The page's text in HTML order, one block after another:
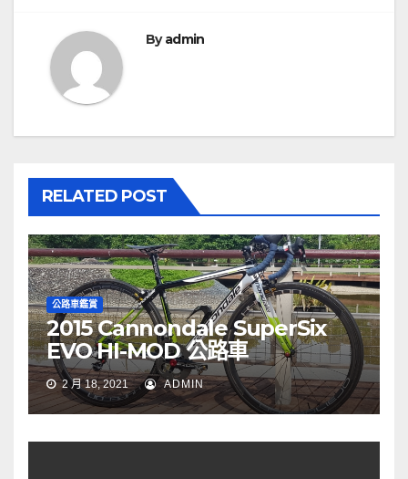
覽
Byadmin
RELATED POST
公路車鑑賞
2015 Cannondale SuperSix
EVO HI-MOD 公路車
2 月 18, 2021 ADMIN